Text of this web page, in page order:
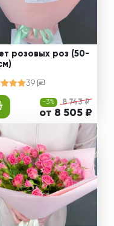
розовых роз (50-
39
-3% 8 743 ₽
от 8 505 ₽